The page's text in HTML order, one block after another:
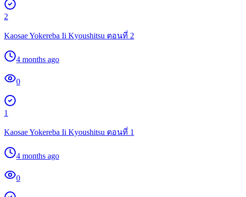
2
Kaosae Yokereba Ii Kyoushitsu ตอนที่ 2
4 months ago
0
1
Kaosae Yokereba Ii Kyoushitsu ตอนที่ 1
4 months ago
0